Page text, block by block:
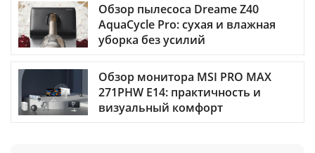
Обзор пылесоса Dreame Z40
AquaCycle Pro: сухая и влажная
уборка без усилий
Обзор монитора MSI PRO MAX
271PHW E14: практичность и
визуальный комфорт